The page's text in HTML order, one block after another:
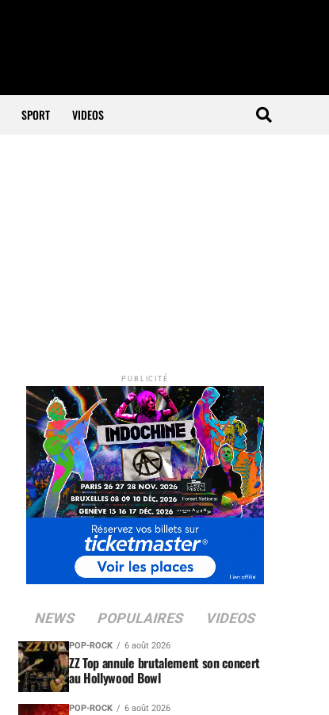
SPORT VIDEOS
PUBLICITÉ
NEWS POPULAIRES VIDEOS
POP-ROCK 6 août 2026
ZZ Top annule brutalement son concert
au Hollywood Bowl
POP-ROCK 6 août 2026